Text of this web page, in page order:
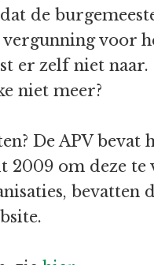
de
voor
er zelf niet
niet meer?
De APV bevat
2009 om deze te
bevatten